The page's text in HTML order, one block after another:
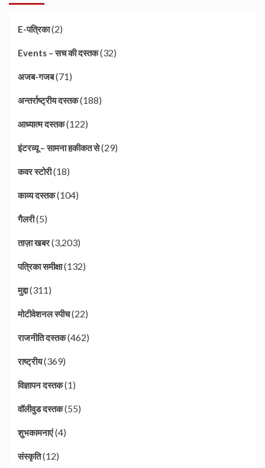
E-पत्रिका(2)
Events – सच की दस्तक(32)
अजब-गजब(71)
अन्तर्राष्ट्रीय दस्तक(188)
आध्यात्म दस्तक(122)
इंटरव्यू – सामना हकीकत से(29)
कवर स्टोरी(18)
काव्य दस्तक(104)
गैलरी(5)
ताज़ा खबर(3,203)
पत्रिका समीक्षा(132)
मुद्दा(311)
मोटीवेशनल स्पीच(22)
राजनीति दस्तक(462)
राष्ट्रीय(369)
विज्ञापन दस्तक(1)
वॉलीवुड दस्तक(55)
शुभकामनाएं(4)
संस्कृति(12)